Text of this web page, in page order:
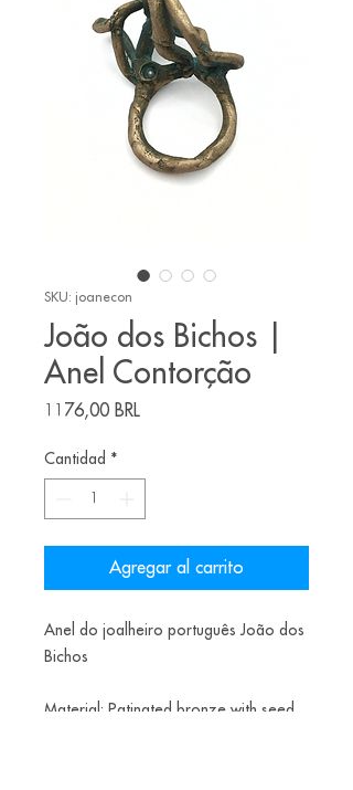
SKU: joanecon
João dos Bichos |
Anel Contorção
1176,00 BRL
Cantidad *
Agregar al carrito
Anel do joalheiro português João dos
Bichos
Material: Patinated bronze with seed